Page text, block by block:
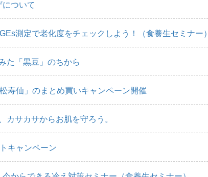
について
測定で老化度をチェックしよう！（食養生セミナー）
た「黒豆」のちから
寿仙」のまとめ買いキャンペーン開催
カサカサからお肌を守ろう。
キャンペーン